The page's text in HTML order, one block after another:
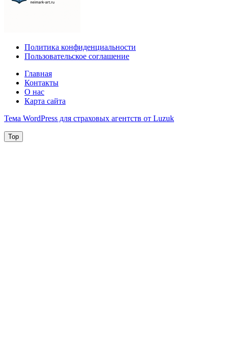
Политика конфиденциальности
Пользовательское соглашение
Главная
Контакты
О нас
Карта сайта
Тема WordPress для страховых агентств от Luzuk
Top